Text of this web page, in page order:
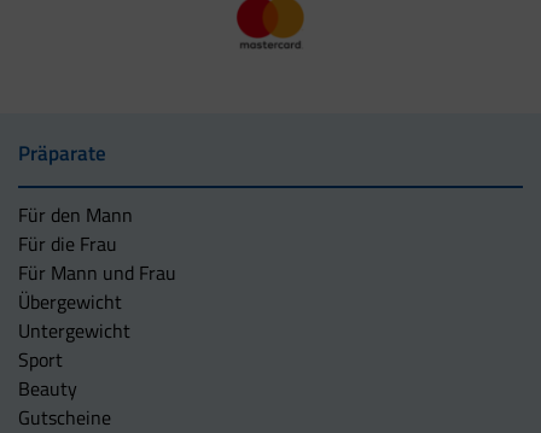
Präparate
Für den Mann
Für die Frau
Für Mann und Frau
Übergewicht
Untergewicht
Sport
Beauty
Gutscheine